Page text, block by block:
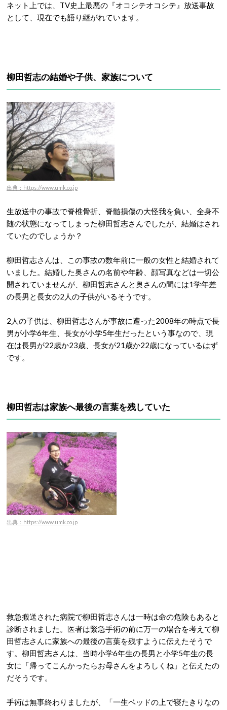
ネット上では、TV史上最悪の『オコシテオコシテ』放送事故
として、現在でも語り継がれています。
柳田哲志の結婚や子供、家族について
出典：https://www.umk.co.jp
生放送中の事故で脊椎骨折、脊髄損傷の大怪我を負い、全身不
随の状態になってしまった柳田哲志さんでしたが、結婚はされ
ていたのでしょうか？
柳田哲志さんは、この事故の数年前に一般の女性と結婚されて
いました。結婚した奥さんの名前や年齢、顔写真などは一切公
開されていませんが、柳田哲志さんと奥さんの間には1学年差
の長男と長女の2人の子供がいるそうです。
2人の子供は、柳田哲志さんが事故に遭った2008年の時点で長
男が小学6年生、長女が小学5年生だったという事なので、現
在は長男が22歳か23歳、長女が21歳か22歳になっているはず
です。
柳田哲志は家族へ最後の言葉を残していた
出典：https://www.umk.co.jp
救急搬送された病院で柳田哲志さんは一時は命の危険もあると
診断されました。医者は緊急手術の前に万一の場合を考えて柳
田哲志さんに家族への最後の言葉を残すように伝えたそうで
す。柳田哲志さんは、当時小学6年生の長男と小学5年生の長
女に「帰ってこんかったらお母さんをよろしくね」と伝えたの
だそうです。
手術は無事終わりましたが、「一生ベッドの上で寝たきりなの